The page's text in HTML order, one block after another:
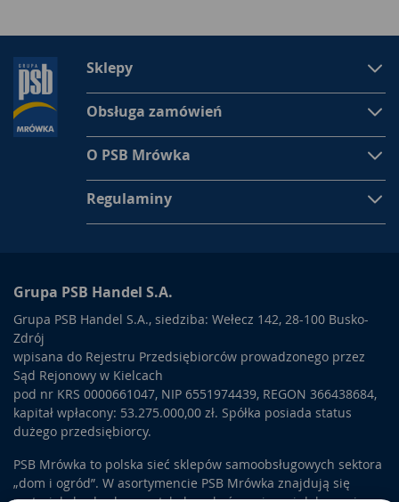
Sklepy
Obsługa zamówień
O PSB Mrówka
Regulaminy
Grupa PSB Handel S.A.
Grupa PSB Handel S.A., siedziba: Wełecz 142, 28-100 Busko-
Zdrój
wpisana do Rejestru Przedsiębiorców prowadzonego przez
Sąd Rejonowy w Kielcach
pod nr KRS 0000661047, NIP 6551974439, REGON 366438684,
kapitał wpłacony: 53.275.000,00 zł. Spółka posiada status
dużego przedsiębiorcy.
PSB Mrówka to polska sieć sklepów samoobsługowych sektora
„dom i ogród”. W asortymencie PSB Mrówka znajdują się